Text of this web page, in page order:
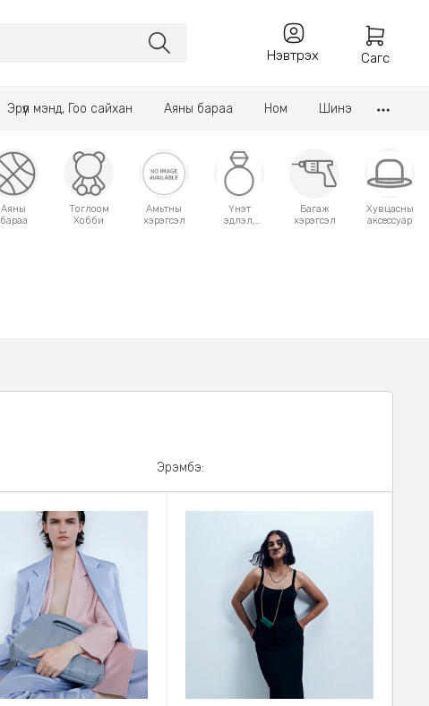
Нэвтрэх Сагс
Эрүүл мэнд, Гоо сайхан Аяны бараа Ном Шинэ
Аяны
бараа
Тоглоом
Хобби
Амьтны
хэрэгсэл
Үнэт
эдлэл,
Багаж
хэрэгсэл
Хувцасны
аксессуар
Эрэмбэ: